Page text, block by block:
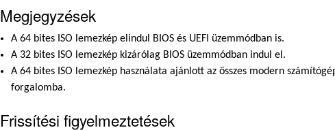
Megjegyzések
A 64 bites ISO lemezkép elindul BIOS és UEFI üzemmódban is.
A 32 bites ISO lemezkép kizárólag BIOS üzemmódban indul el.
A 64 bites ISO lemezkép használata ajánlott az összes modern
forgalomba.
Frissítési figyelmeztetések